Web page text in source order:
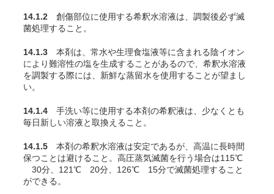
14.1.2 創傷部位に使用する希釈水溶液は、調製後必ず滅
菌処理すること。
14.1.3 本剤は、常水や生理食塩液等に含まれる陰イオン
により難溶性の塩を生成することがあるので、希釈水溶液
を調製する際には、新鮮な蒸留水を使用することが望まし
い。
14.1.4 手洗い等に使用する本剤の希釈液は、少なくとも
毎日新しい溶液と取換えること。
14.1.5 本剤の希釈水溶液は安定であるが、高温に長時間
保つことは避けること。高圧蒸気滅菌を行う場合は115℃
30分、121℃ 20分、126℃ 15分で滅菌処理すること
ができる。